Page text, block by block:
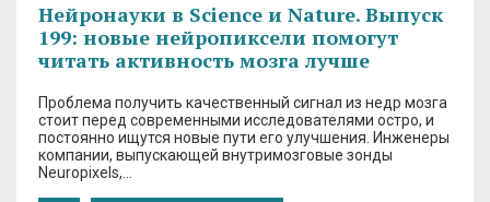
Нейронауки в Science и Nature. Выпуск
199: новые нейропиксели помогут
читать активность мозга лучше
Проблема получить качественный сигнал из недр мозга
стоит перед современными исследователями остро, и
постоянно ищутся новые пути его улучшения. Инженеры
компании, выпускающей внутримозговые зонды
Neuropixels,…